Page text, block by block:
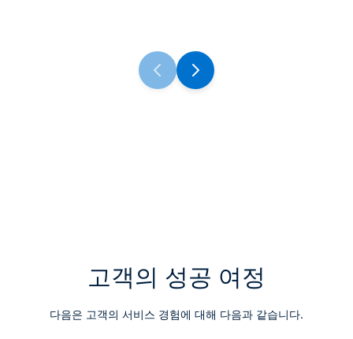
고객의 성공 여정
다음은 고객의 서비스 경험에 대해 다음과 같습니다.